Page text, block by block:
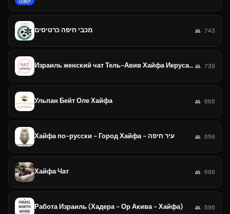
מכבי חיפה כרטיסים 👥 743
Израиль женский чат Тель-Авив Хайфа Иерусалим 👥 739
Ульпан Бейт Оле Хайфа 👥 668
Хайфа по-русски - Город Хайфа - עיר חיפה 👥 650
Хайфа Чат 👥 608
Работа Израиль (Хадера - Ор Акива - Хайфа) 👥 596